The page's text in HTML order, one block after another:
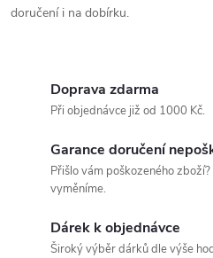
doručení i na dobírku.
Doprava zdarma
Při objednávce již od 1000 Kč.
Garance doručení
Přišlo vám poškozeného
vyměníme.
Dárek k objednávce
Široký výběr dárků dle výše